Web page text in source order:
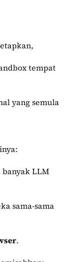
tempat
yang semula
banyak LLM
sama-sama
.